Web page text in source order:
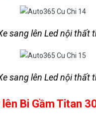
sang lên Led nội thất
sang lên Led nội thất
Bi Gầm Titan